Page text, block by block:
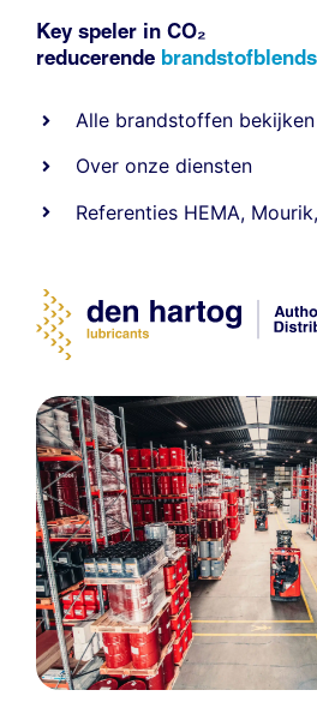
Key speler in CO₂
reducerende brandstofblends
Alle brandstoffen bekijken
Over onze diensten
Referenties HEMA, Mourik,